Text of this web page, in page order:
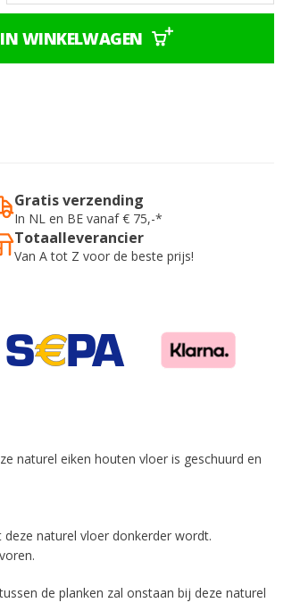
IN WINKELWAGEN
Gratis verzending
In NL en BE vanaf € 75,-*
Totaalleverancier
Van A tot Z voor de beste prijs!
naturel eiken houten vloer is geschuurd en
naturel vloer donkerder wordt.
de planken zal onstaan bij deze naturel